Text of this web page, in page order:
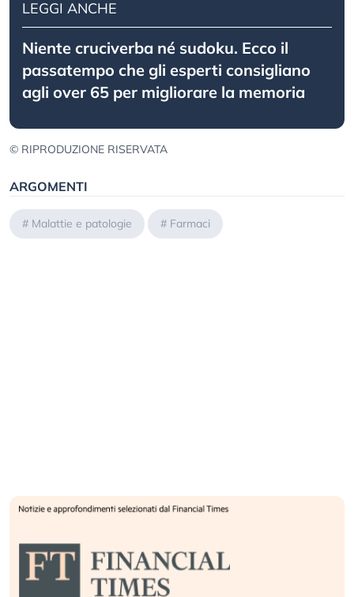
LEGGI ANCHE
Niente cruciverba né sudoku. Ecco il
passatempo che gli esperti consigliano
agli over 65 per migliorare la memoria
© RIPRODUZIONE RISERVATA
ARGOMENTI
# Malattie e patologie # Farmaci